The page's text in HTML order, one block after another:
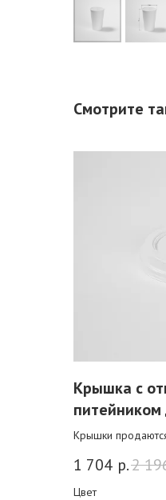
Смотрите
Крышка с
питейником
350/400/
Крышки
скидка.
1 704 р.2
Цвет